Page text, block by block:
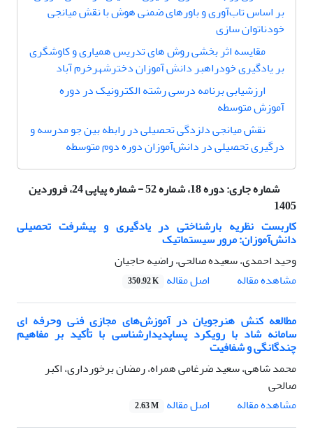
بر اساس تاب‌آوری و باورهای ضمنی هوش با نقش میانجی
خودناتوان سازی
مقایسه اثر بخشی روش های تدریس همیاری و کاوشگری
بر یادگیری خودراهبر دانش آموزان دخترشهرخرم آباد
ارزشیابی برنامه‌ درسی رشته الکترونیک در دوره
آموزش متوسطه
نقش میانجی دلزدگی تحصیلی در رابطه بین جو مدرسه و
درگیری تحصیلی در دانش‌آموزان دوره دوم متوسطه
شماره جاری:
دوره 18، شماره 52 - شماره پیاپی 24، فروردین
1405
کاربست نظریه بار‌شناختی در یادگیری و پیشرفت تحصیلی
دانش‌آموزان: مرور سیستماتیک
وحید احمدی، سعیده صالحی، راضیه حاجیان
مشاهده مقاله
اصل مقاله 350.92 K
مطالعه کنش هنرجویان در آموزش‌های مجازی فنی وحرفه ای
سامانه شاد با رویکرد پساپدیدارشناسی با تأکید بر مفاهیم
چندگانگی و شفافیت
محمد شاهی، سعید ضرغامی همراه، رمضان برخورداری، اکبر
صالحی
مشاهده مقاله
اصل مقاله 2.63 M